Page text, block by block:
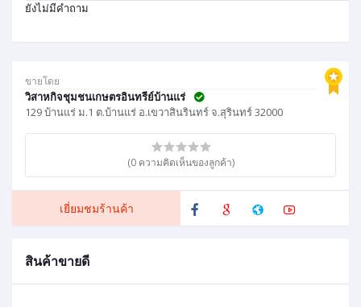
ขายโดย
วิสาหกิจชุมชนเกษตรอินทรีย์บ้านแร่
129 บ้านแร่ ม.1 ต.บ้านแร่ อ.เขวาสินรินทร์ จ.สุรินทร์ 32000
(0 ความคิดเห็นของลูกค้า)
เยี่ยมชมร้านค้า
สินค้าขายดี
ยังไม่มีคำถาม